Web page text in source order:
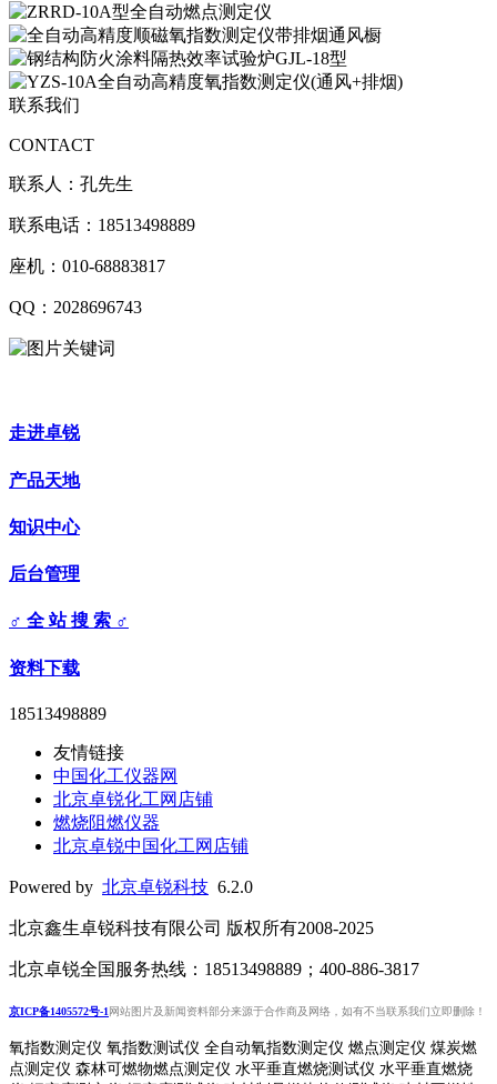
联系我们
CONTACT
联系人：孔先生
联系电话：18513498889
座机：010-68883817
QQ：2028696743
走进卓锐
产品天地
知识中心
后台管理
♂ 全 站 搜 索 ♂
资料下载
18513498889
友情链接
中国化工仪器网
北京卓锐化工网店铺
燃烧阻燃仪器
北京卓锐中国化工网店铺
Powered by 北京卓锐科技 6.2.0
北京鑫生卓锐科技有限公司 版权所有2008-2025
北京卓锐全国服务热线：18513498889；400-886-3817
京ICP备1405572号-1网站图片及新闻资料部分来源于合作商及网络，如有不当联系我们立即删除！
氧指数测定仪 氧指数测试仪 全自动氧指数测定仪 燃点测定仪 煤炭燃
点测定仪 森林可燃物燃点测定仪 水平垂直燃烧测试仪 水平垂直燃烧